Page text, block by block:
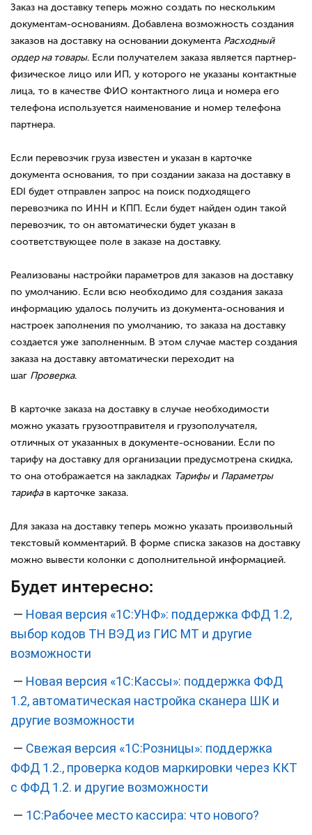
Заказ на доставку теперь можно создать по нескольким
документам-основаниям. Добавлена возможность создания
заказов на доставку на основании документа Расходный
ордер на товары. Если получателем заказа является партнер-
физическое лицо или ИП, у которого не указаны контактные
лица, то в качестве ФИО контактного лица и номера его
телефона используется наименование и номер телефона
партнера.
Если перевозчик груза известен и указан в карточке
документа основания, то при создании заказа на доставку в
EDI будет отправлен запрос на поиск подходящего
перевозчика по ИНН и КПП. Если будет найден один такой
перевозчик, то он автоматически будет указан в
соответствующее поле в заказе на доставку.
Реализованы настройки параметров для заказов на доставку
по умолчанию. Если всю необходимо для создания заказа
информацию удалось получить из документа-основания и
настроек заполнения по умолчанию, то заказа на доставку
создается уже заполненным. В этом случае мастер создания
заказа на доставку автоматически переходит на
шаг Проверка.
В карточке заказа на доставку в случае необходимости
можно указать грузоотправителя и грузополучателя,
отличных от указанных в документе-основании. Если по
тарифу на доставку для организации предусмотрена скидка,
то она отображается на закладках Тарифыи Параметры
тарифав карточке заказа.
Для заказа на доставку теперь можно указать произвольный
текстовый комментарий. В форме списка заказов на доставку
можно вывести колонки с дополнительной информацией.
Будет интересно:
— Новая версия «1С:УНФ»: поддержка ФФД 1.2,
выбор кодов ТН ВЭД из ГИС МТ и другие
возможности
— Новая версия «1С:Кассы»: поддержка ФФД
1.2, автоматическая настройка сканера ШК и
другие возможности
— Свежая версия «1С:Розницы»: поддержка
ФФД 1.2., проверка кодов маркировки через ККТ
с ФФД 1.2. и другие возможности
— 1С:Рабочее место кассира: что нового?